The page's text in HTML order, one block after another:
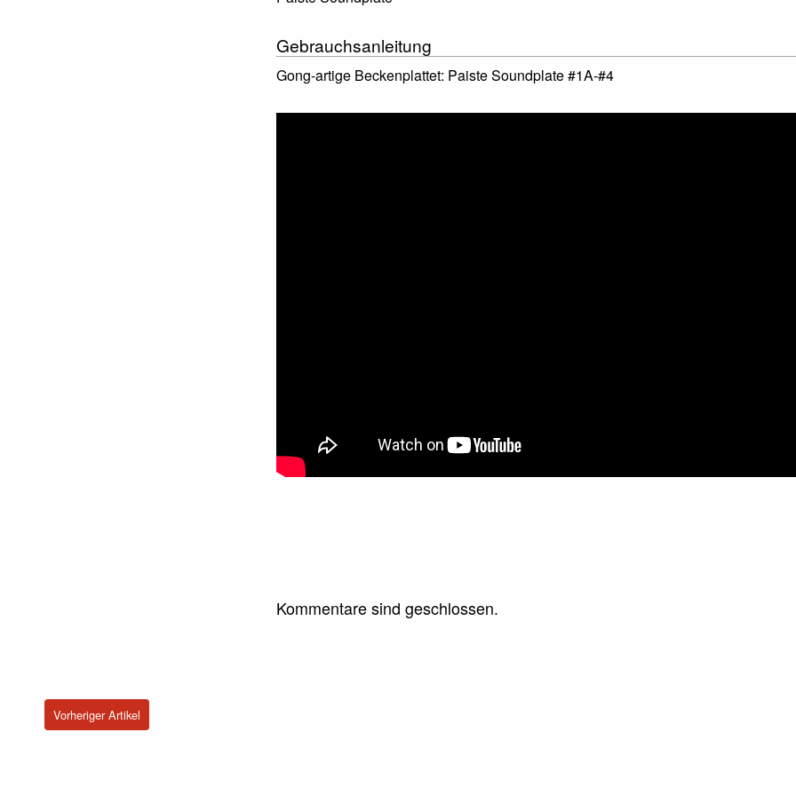
Gebrauchsanleitung
Gong-artige Beckenplattet: Paiste Soundplate #1A-#4
Kommentare sind geschlossen.
Vorheriger Artikel